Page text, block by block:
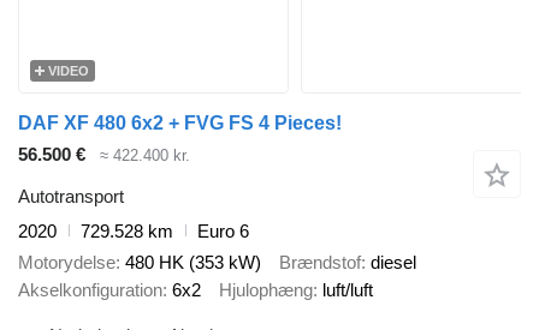
VIDEO
DAF XF 480 6x2 + FVG FS 4 Pieces!
56.500 €
≈ 422.400 kr.
Autotransport
2020
729.528 km
Euro 6
Motorydelse 480 HK (353 kW) Brændstof diesel
Akselkonfiguration 6x2 Hjulophæng luft/luft